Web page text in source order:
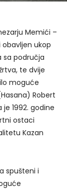
Memići –
obavljen ukop
sa područja
te dvije
moguće
Robert
1992. godine
ostaci
Kazan
spušteni i